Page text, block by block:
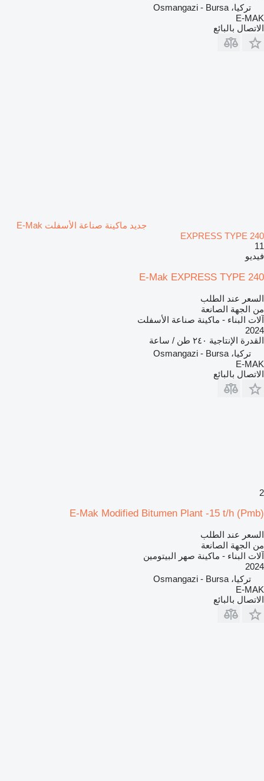
تركيا، Osmangazi - Bursa
E-MAK
الاتصال بالبائع
جديد ماكينة صناعة الأسفلت E-Mak
EXPRESS TYPE 240
11
فيديو
E-Mak EXPRESS TYPE 240
السعر عند الطلب
من الجهة الصانعة
آلات البناء - ماكينة صناعة الأسفلت
2024
القدرة الإنتاجية ٢٤٠ طن / ساعة
تركيا، Osmangazi - Bursa
E-MAK
الاتصال بالبائع
2
E-Mak Modified Bitumen Plant -15 t/h (Pmb)
السعر عند الطلب
من الجهة الصانعة
آلات البناء - ماكينة صهر البيتومين
2024
تركيا، Osmangazi - Bursa
E-MAK
الاتصال بالبائع